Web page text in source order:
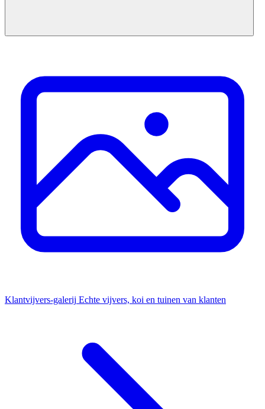
Klantvijvers-galerij Echte vijvers, koi en tuinen van klanten